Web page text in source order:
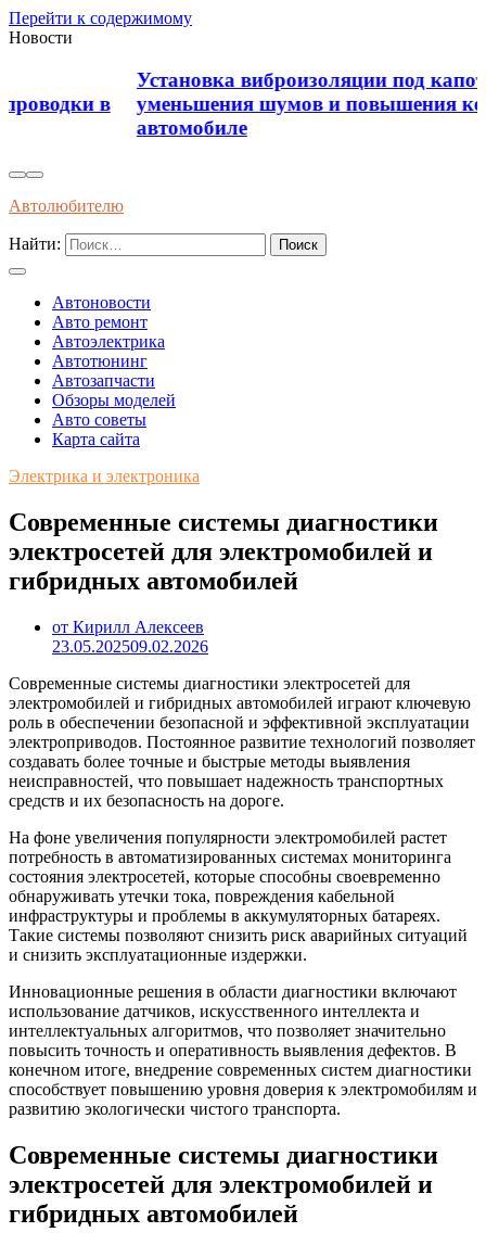
Перейти к содержимому
Новости
Установка виброизоляции под капот для
уменьшения шумов и повышения комфорта в
Автолюбителю
Найти:
Автоновости
Авто ремонт
Автоэлектрика
Автотюнинг
Автозапчасти
Обзоры моделей
Авто советы
Карта сайта
Электрика и электроника
Современные системы диагностики
электросетей для электромобилей и
гибридных автомобилей
от Кирилл Алексеев
23.05.202509.02.2026
Современные системы диагностики электросетей для
электромобилей и гибридных автомобилей играют ключевую
роль в обеспечении безопасной и эффективной эксплуатации
электроприводов. Постоянное развитие технологий позволяет
создавать более точные и быстрые методы выявления
неисправностей, что повышает надежность транспортных
средств и их безопасность на дороге.
На фоне увеличения популярности электромобилей растет
потребность в автоматизированных системах мониторинга
состояния электросетей, которые способны своевременно
обнаруживать утечки тока, повреждения кабельной
инфраструктуры и проблемы в аккумуляторных батареях.
Такие системы позволяют снизить риск аварийных ситуаций
и снизить эксплуатационные издержки.
Инновационные решения в области диагностики включают
использование датчиков, искусственного интеллекта и
интеллектуальных алгоритмов, что позволяет значительно
повысить точность и оперативность выявления дефектов. В
конечном итоге, внедрение современных систем диагностики
способствует повышению уровня доверия к электромобилям и
развитию экологически чистого транспорта.
Современные системы диагностики
электросетей для электромобилей и
гибридных автомобилей